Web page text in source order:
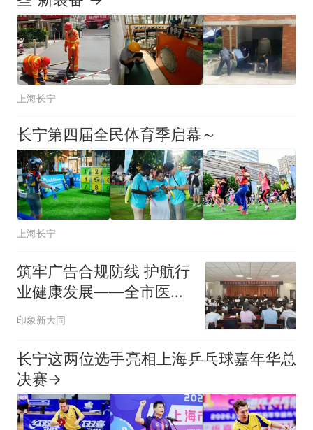
上海长宁
长宁第四届全民体育季启幕～
上海长宁
筑牢广告合规防线 护航行
业健康发展——全市医疗
机构广告合规行政指导与
印象新大同
长宁这两位选手亮相上海乒乓球嘉年华总
决赛→